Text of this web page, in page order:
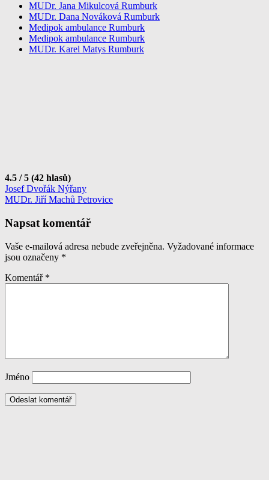
MUDr. Jana Mikulcová Rumburk
MUDr. Dana Nováková Rumburk
Medipok ambulance Rumburk
Medipok ambulance Rumburk
MUDr. Karel Matys Rumburk
4.5 / 5 (42 hlasů)
Navigace
pro
příspěvek
Josef Dvořák Nýřany
MUDr. Jiří Machů Petrovice
Napsat komentář
Vaše e-mailová adresa nebude zveřejněna. Vyžadované informace
jsou označeny *
Komentář *
Jméno